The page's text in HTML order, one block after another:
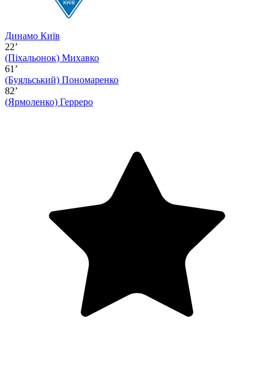
Динамо Київ
22’
(Піхальонок) Михавко
61’
(Буяльський) Пономаренко
82’
(Ярмоленко) Герреро